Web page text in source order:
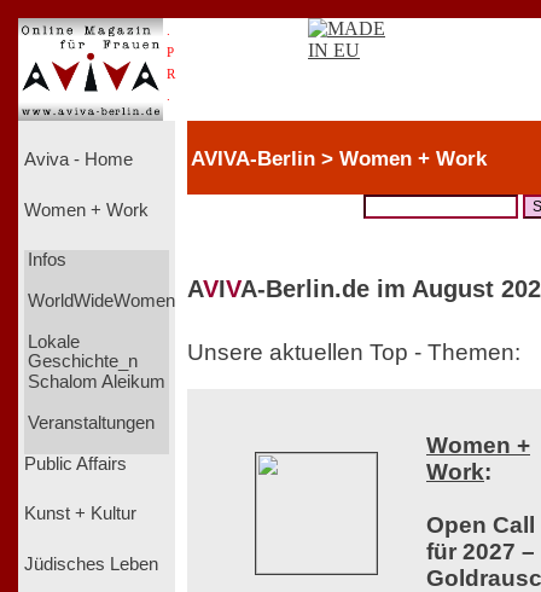
P
R
Aviva - Home
Women + Work
Infos
WorldWideWomen
Lokale
Geschichte_n
Schalom Aleikum
Veranstaltungen
Public Affairs
Kunst + Kultur
Jüdisches Leben
AVIVA-Berlin > Women + Work
AVIVA-Berlin.de im August
Unsere aktuellen Top - Themen:
Women +
Work:
Open Call
für 2027 –